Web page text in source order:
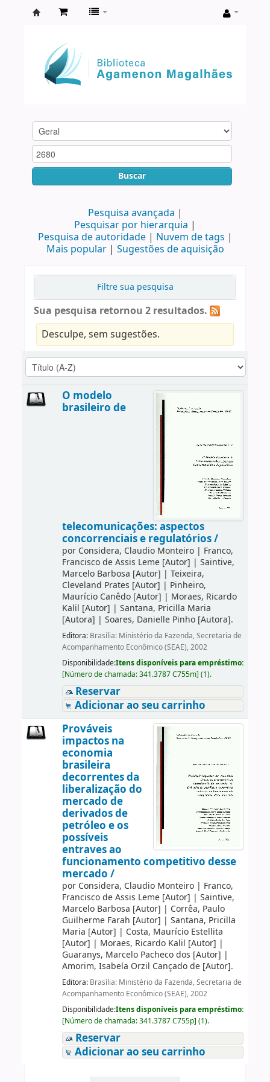
Agamenon
Magalhães
Buscar
Pesquisa avançada
Pesquisar por hierarquia
Pesquisa de autoridade
Nuvem de tags
Mais popular
Sugestões de aquisição
Filtre sua pesquisa
Sua pesquisa retornou 2 resultados.
Desculpe, sem sugestões.
O modelo
brasileiro de
telecomunicações: aspectos
concorrenciais e regulatórios /
por Considera, Claudio Monteiro| Franco,
Francisco de Assis Leme[Autor] | Saintive,
Marcelo Barbosa [Autor] | Teixeira,
Cleveland Prates [Autor] | Pinheiro,
Maurício Canêdo[Autor] | Moraes, Ricardo
Kalil [Autor] | Santana, Pricilla Maria
[Autora] | Soares, Danielle Pinho[Autora].
Editora: Brasília: Ministério da Fazenda, Secretaria de
Acompanhamento Econômico (SEAE), 2002
Disponibilidade:Itens disponíveis para empréstimo:
[Número de chamada:341.3787 C755m] (1).
Reservar
Adicionar ao seu carrinho
Prováveis
impactos na
economia
brasileira
decorrentes da
liberalização do
mercado de
derivados de
petróleo e os
possíveis
entraves ao
funcionamento competitivo desse
mercado /
por Considera, Claudio Monteiro| Franco,
Francisco de Assis Leme[Autor] | Saintive,
Marcelo Barbosa [Autor] | Corrêa, Paulo
Guilherme Farah [Autor] | Santana, Pricilla
Maria [Autor] | Costa, Maurício Estellita
[Autor] | Moraes, Ricardo Kalil [Autor] |
Guaranys, Marcelo Pacheco dos [Autor] |
Amorim, Isabela Orzil Cançado de[Autor].
Editora: Brasília: Ministério da Fazenda, Secretaria de
Acompanhamento Econômico (SEAE), 2002
Disponibilidade:Itens disponíveis para empréstimo:
[Número de chamada:341.3787 C755p] (1).
Reservar
Adicionar ao seu carrinho